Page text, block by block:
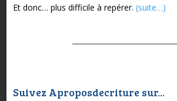
Et donc… plus difficile à repérer. (suite…)
Suivez Aproposdecriture sur...